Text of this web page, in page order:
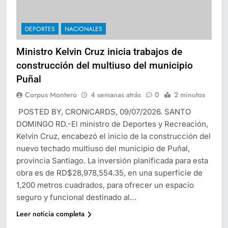
DEPORTES NACIONALES
Ministro Kelvin Cruz inicia trabajos de
construcción del multiuso del municipio
Puñal
Corpus Montero 4 semanas atrás 0 2 minutos
POSTED BY, CRONICARDS, 09/07/2026. SANTO
DOMINGO RD.-El ministro de Deportes y Recreación,
Kelvin Cruz, encabezó el inicio de la construcción del
nuevo techado multiuso del municipio de Puñal,
provincia Santiago. La inversión planificada para esta
obra es de RD$28,978,554.35, en una superficie de
1,200 metros cuadrados, para ofrecer un espacio
seguro y funcional destinado al…
Leer noticia completa